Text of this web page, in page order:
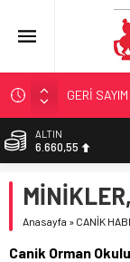
GERİ
‘BAFRA’YA
YÖNETİCİ
BİST
13.779,39
47,7111
EURO
Anasayfa » CANİK
Canik Orman